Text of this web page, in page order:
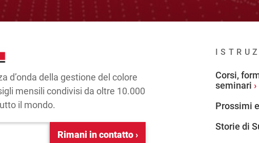
d’onda della gestione del colore
mensili condivisi da oltre 10.000
il mondo.
Rimani in contatto ›
Corsi,
seminari
Prossimi
Storie di